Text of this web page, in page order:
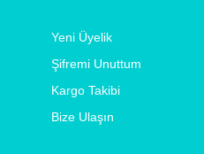
Yeni Üyelik
Şifremi Unuttum
Kargo Takibi
Bize Ulaşın